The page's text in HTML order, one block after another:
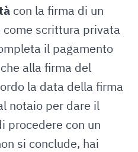
con la firma di un
scrittura privata
il pagamento
alla firma del
la data della firma
notaio per dare il
procedere con un
si conclude, hai